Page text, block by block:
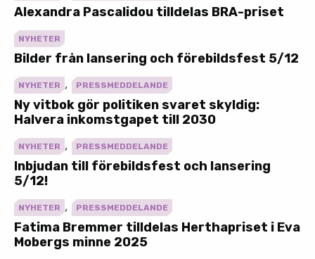
Alexandra Pascalidou tilldelas BRA-priset
NYHETER
Bilder från lansering och förebildsfest 5/12
NYHETER , PRESSMEDDELANDE
Ny vitbok gör politiken svaret skyldig:
Halvera inkomstgapet till 2030
NYHETER , PRESSMEDDELANDE
Inbjudan till förebildsfest och lansering
5/12!
NYHETER , PRESSMEDDELANDE
Fatima Bremmer tilldelas Herthapriset i Eva
Mobergs minne 2025